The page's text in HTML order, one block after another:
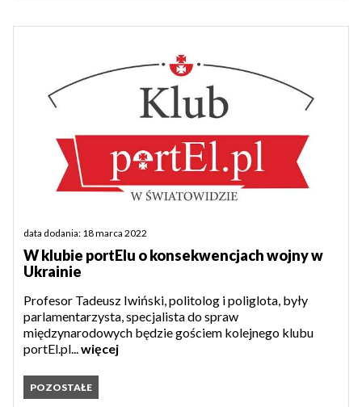
data dodania: 18 marca 2022
W klubie portElu o konsekwencjach wojny w
Ukrainie
Profesor Tadeusz Iwiński, politolog i poliglota, były
parlamentarzysta, specjalista do spraw
międzynarodowych będzie gościem kolejnego klubu
portEl.pl...więcej
POZOSTAŁE